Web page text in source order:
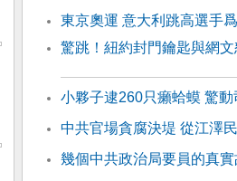
東京奧運 意大利跳高選手
驚跳！紐約封門鑰匙與網
小夥子逮260只癩蛤蟆 驚動
中共官場貪腐決堤 從江澤
幾個中共政治局要員的真